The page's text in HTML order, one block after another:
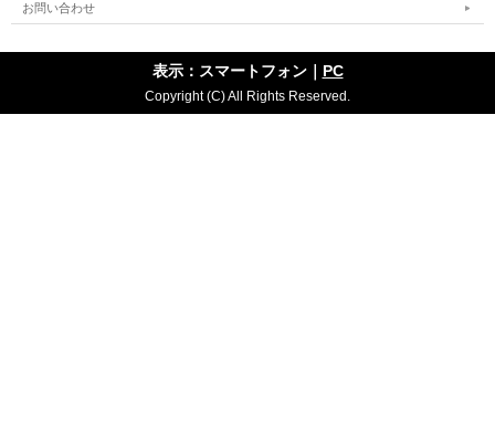
お問い合わせ
表示：スマートフォン｜ PC
Copyright (C) All Rights Reserved.